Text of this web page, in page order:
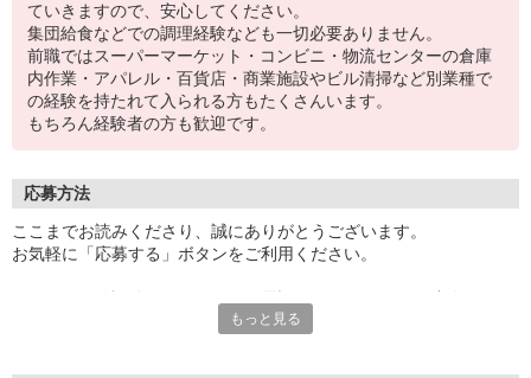
ていきますので、安心してください。
集団給食などでの調理経験なども一切必要ありません。
前職ではスーパーマーケット・コンビニ・物流センターの倉庫
内作業・アパレル・百貨店・商業施設やビル清掃など別業種で
の経験を持たれて入られる方もたくさんいます。
もちろん経験者の方も歓迎です。
応募方法
ここまでお読みくださり、誠にありがとうございます。
お気軽に「応募する」ボタンをご利用ください。
もっと見る